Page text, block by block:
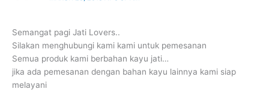
Semangat pagi Jati Lovers..
Silakan menghubungi kami kami untuk pemesanan
Semua produk kami berbahan kayu jati…
jika ada pemesanan dengan bahan kayu lainnya kami siap
melayani